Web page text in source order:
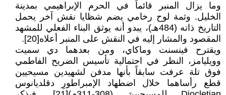
وما يزال المنبر قائماً في الحرم الإبراهيمي بمدينة
الخليل. وثمة لوح رخامي يضم شظايا نقش آخر يحمل
التاريخ ذاته (484هـ)، يبدو أنه يوثق البناء الفعلي للمشهد
المقصود والمشار إليه في النقش على المنبر أعلاه[20].
ويقترح فينسنت وماكاي، ومن بعدهما دي سميت
وويليامز، النظر في احتمالية تأسيس الضريح الفاطمي
فوق تلة عرفت سابقاً بأنها مدفن لشهيدين مسيحيين
قطع رأساهما خلال اضطهاد الإمبراطورِ دقلديانوس